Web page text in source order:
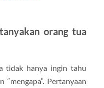
orang tua
tidak hanya ingin tahu
“mengapa”. Pertanyaan